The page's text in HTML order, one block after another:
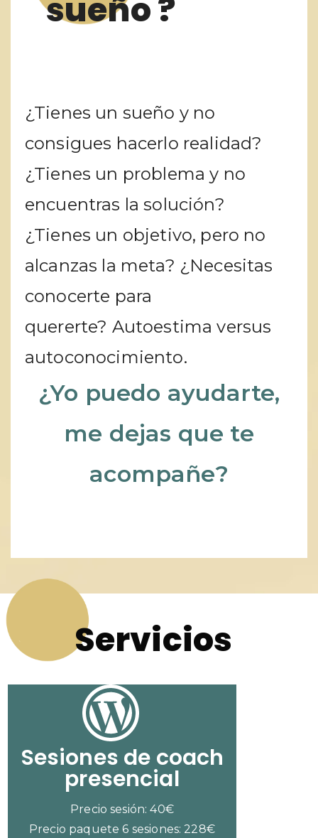
sueño ?
¿Tienes un sueño y no
consigues hacerlo realidad?
¿Tienes un problema y no
encuentras la solución?
¿Tienes un objetivo, pero no
alcanzas la meta? ¿Necesitas
conocerte para
quererte? Autoestima versus
autoconocimiento.
¿Yo puedo ayudarte,
me dejas que te
acompañe?
Servicios
Sesiones de coach
presencial
Precio sesión: 40€
Precio paquete 6 sesiones: 228€